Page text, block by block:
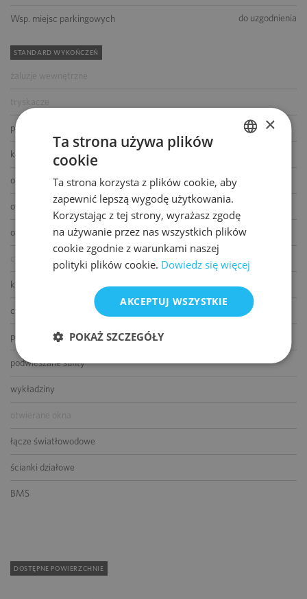
Wsp. miejsc parkingowych do uzgodnienia
STANDARD WYKOŃCZEŃ
żaluzje wewnętrzne
tryskacze
podwójne zasilanie
kontrola dostępu
okablowanie telefoniczne
okablowanie komputerowe
okablowanie elektryczne
centrala telefoniczna
klimatyzacja
czujniki dymu i ciepła
podnoszone podłogi
podwieszane sufity
wykładziny
łącze światłowodowe
ścianki działowe
BMS
DOSTĘPNE POWIERZCHNIE
ENGLISH
×
Ta strona używa plików
cookie
Ta strona korzysta z plików cookie, aby
zapewnić lepszą wygodę użytkowania.
Korzystając z tej strony, wyrażasz zgodę
na używanie przez nas wszystkich plików
cookie zgodnie z warunkami naszej
polityki plików cookie. Dowiedz się więcej
AKCEPTUJ WSZYSTKIE
POKAŻ SZCZEGÓŁY